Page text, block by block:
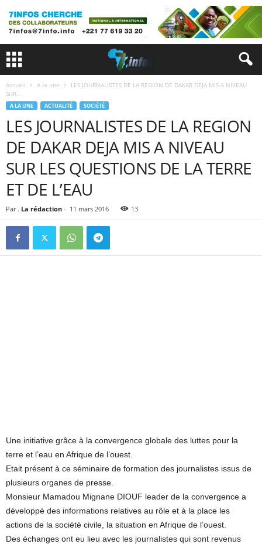
Accueil A la une
LES JOURNALISTES DE LA REGION DE DAKAR DEJA MIS A NIVEAU
SUR...
A LA UNE ACTUALITÉ SOCIÉTÉ
LES JOURNALISTES DE LA REGION
DE DAKAR DEJA MIS A NIVEAU
SUR LES QUESTIONS DE LA TERRE
ET DE L’EAU
Par . La rédaction - 11 mars 2016 13
Une initiative grâce à la convergence globale des luttes pour la
terre et l’eau en Afrique de l’ouest.
Etait présent à ce séminaire de formation des journalistes issus de
plusieurs organes de presse.
Monsieur Mamadou Mignane DIOUF leader de la convergence a
développé des informations relatives au rôle et à la place les
actions de la société civile, la situation en Afrique de l’ouest.
Des échanges ont eu lieu avec les journalistes qui sont revenus